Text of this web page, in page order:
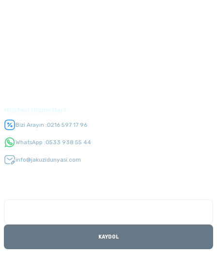
Bizi Arayın :0216 597 17 96
WhatsApp :0533 938 55 44
info@jakuzidunyasi.com
KAYDOL